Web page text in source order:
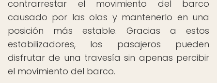
contrarrestar el movimiento del barco
causado por las olas y mantenerlo en una
posición más estable. Gracias a estos
estabilizadores, los pasajeros pueden
disfrutar de una travesía sin apenas percibir
el movimiento del barco.